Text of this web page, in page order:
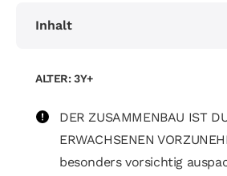
Inhalt
ALTER: 3Y+
DER ZUSAMMENBAU IST
ERWACHSENEN
besonders vorsichtig